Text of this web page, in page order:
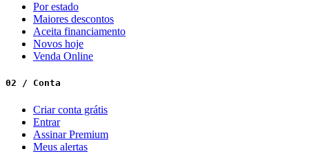
Por estado
Maiores descontos
Aceita financiamento
Novos hoje
Venda Online
02 / Conta
Criar conta grátis
Entrar
Assinar Premium
Meus alertas